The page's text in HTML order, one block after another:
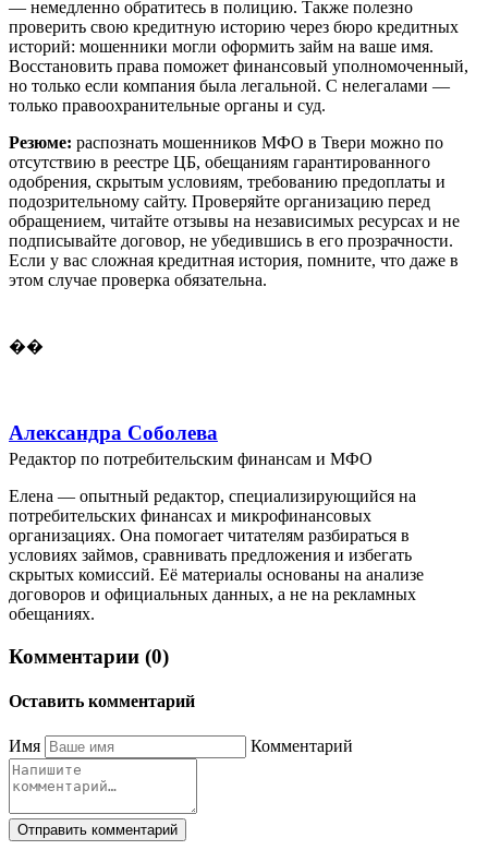
— немедленно обратитесь в полицию. Также полезно
проверить свою кредитную историю через бюро кредитных
историй: мошенники могли оформить займ на ваше имя.
Восстановить права поможет финансовый уполномоченный,
но только если компания была легальной. С нелегалами —
только правоохранительные органы и суд.
Резюме: распознать мошенников МФО в Твери можно по
отсутствию в реестре ЦБ, обещаниям гарантированного
одобрения, скрытым условиям, требованию предоплаты и
подозрительному сайту. Проверяйте организацию перед
обращением, читайте отзывы на независимых ресурсах и не
подписывайте договор, не убедившись в его прозрачности.
Если у вас сложная кредитная история, помните, что даже в
этом случае проверка обязательна.
��
Александра Соболева
Редактор по потребительским финансам и МФО
Елена — опытный редактор, специализирующийся на
потребительских финансах и микрофинансовых
организациях. Она помогает читателям разбираться в
условиях займов, сравнивать предложения и избегать
скрытых комиссий. Её материалы основаны на анализе
договоров и официальных данных, а не на рекламных
обещаниях.
Комментарии (0)
Оставить комментарий
Имя Комментарий
Отправить комментарий